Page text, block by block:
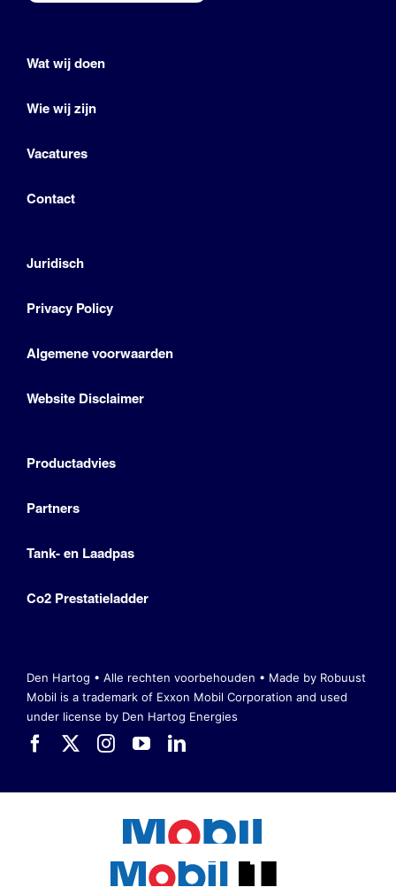
Wat wij doen
Wie wij zijn
Vacatures
Contact
Juridisch
Privacy Policy
Algemene voorwaarden
Website Disclaimer
Productadvies
Partners
Tank- en Laadpas
Co2 Prestatieladder
Den Hartog • Alle rechten voorbehouden • Made by Robuust
Mobil is a trademark of Exxon Mobil Corporation and used
under license by Den Hartog Energies